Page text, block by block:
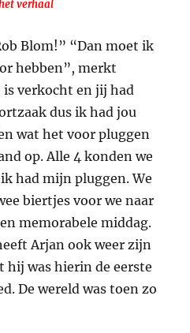
verhaal
Blom!” “Dan moet ik
hebben”, merkt
is verkocht en jij had
dus ik had jou
wat het voor pluggen
op. Alle 4 konden we
had mijn pluggen. We
biertjes voor we naar
memorabele middag.
Arjan ook weer zijn
hij was hierin de eerste
De wereld was toen zo